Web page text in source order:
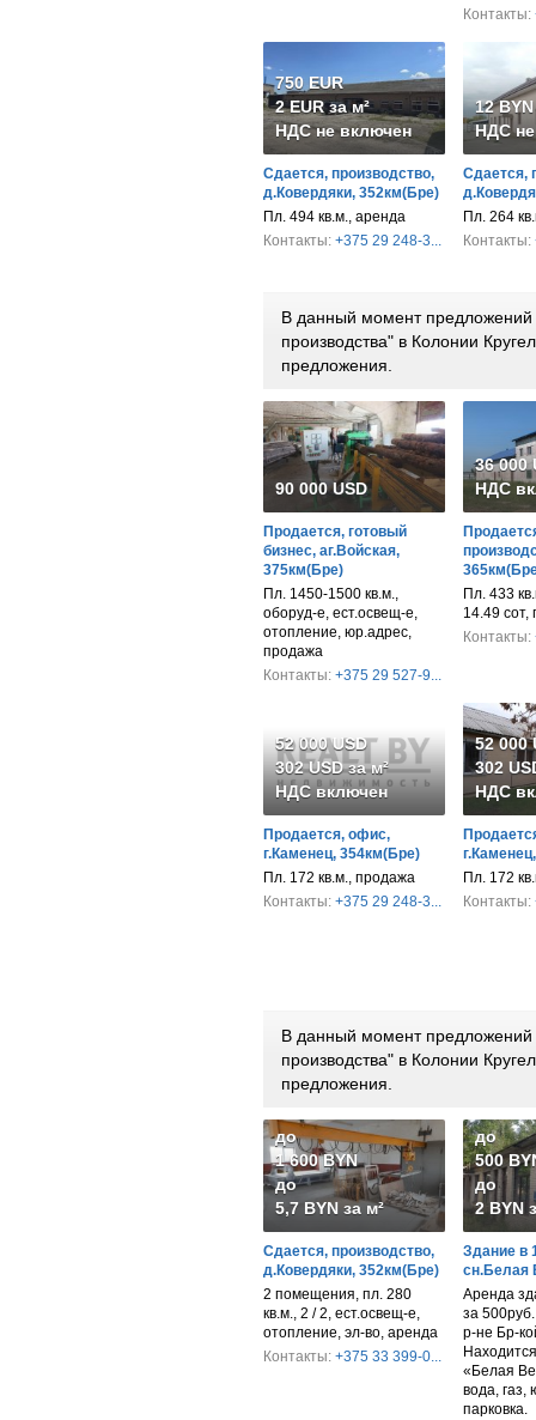
Контакты:
750 EUR
2 EUR за м²
НДС не включен
Сдается, производство,
д.Ковердяки, 352км(Бре)
Пл. 494 кв.м., аренда
Контакты: +375 29 248-3...
12 BYN
НДС
Сдается,
Пл. 264
Контакты:
В данный момент
производства" в Колонии
предложения.
90 000 USD
Продается, готовый
бизнес, аг.Войская,
375км(Бре)
Пл. 1450-1500 кв.м.,
оборуд-е, ест.освещ-е,
отопление, юр.адрес,
продажа
Контакты: +375 29 527-9...
36 000
НДС
Пл. 433
14.49 сот,
Контакты:
52 000 USD
302 USD за м²
НДС включен
Продается, офис,
г.Каменец, 354км(Бре)
Пл. 172 кв.м., продажа
Контакты: +375 29 248-3...
52 000
302
НДС
Пл. 172
Контакты:
В данный момент
производства" в Колонии
предложения.
до
1 600 BYN
до
5,7 BYN за м²
Сдается, производство,
д.Ковердяки, 352км(Бре)
2 помещения, пл. 280
кв.м., 2 / 2, ест.освещ-е,
отопление, эл-во, аренда
Контакты: +375 33 399-0...
до
500
до
2 BYN
Здание в
сн.Белая
Аренда
за
р-не Бр-
«Белая
вода, газ,
парковка.